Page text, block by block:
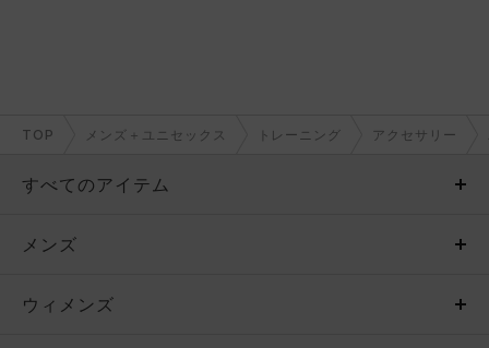
TOP メンズ＋ユニセックス トレーニング アクセサリー
すべてのアイテム
メンズ
ウィメンズ
メンズ
トップス
ウィメンズ